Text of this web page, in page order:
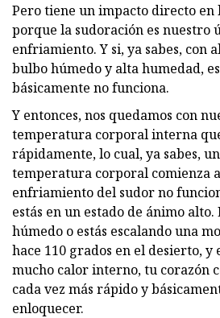
Pero tiene un impacto directo en
porque la sudoración es nuestro
enfriamiento. Y si, ya sabes, con
bulbo húmedo y alta humedad,
básicamente no funciona.
Y entonces, nos quedamos con
temperatura corporal interna
rápidamente, lo cual, ya sabes,
temperatura corporal comienza
enfriamiento del sudor no
estás en un estado de ánimo
húmedo o estás escalando una
hace 110 grados en el desierto, y
mucho calor interno, tu corazón
cada vez más rápido y
enloquecer.